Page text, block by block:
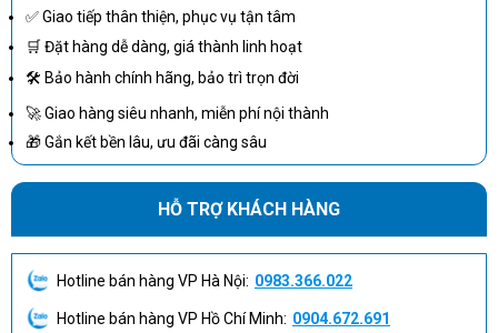
Liên hệCDC Technologiesđể được hỗ trợ
Nếu doanh nghiệp đang cần triển khai máy tính để bàn Dell cho
văn phòng, phòng ban mới hoặc thay thế dàn PC cũ,CDC
có thể hỗ trợ tư vấn cấu hình phù hợp theo từng
cầu.
- Tư vấn cấu hình Dell Pro Tower phù hợp theo từng phòng ban.
✅ Giao tiếp thân thiện, phục vụ tận tâm
🛒 Đặt hàng dễ dàng, giá thành linh hoạt
🛠 Bảo hành chính hãng, bảo trì trọn đời
🚀 Giao hàng siêu nhanh, miễn phí nội thành
🎁 Gắn kết bền lâu, ưu đãi càng sâu
HỖ TRỢ KHÁCH HÀNG
Hotline bán hàng VP Hà Nội: 0983.366.022
Hotline bán hàng VP Hồ Chí Minh: 0904.672.691